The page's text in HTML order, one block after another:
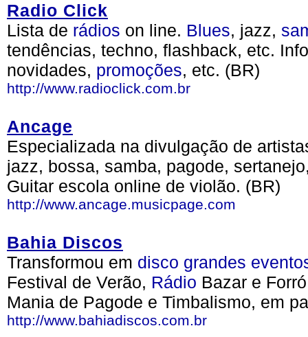
Radio Click
Lista de rádios on line. Blues, jazz,
tendências, techno, flashback, etc.
novidades, promoções, etc. (BR)
http://www.radioclick.com.br
Ancage
Especializada na divulgação de
jazz, bossa, samba, pagode,
Guitar escola online de violão. (BR)
http://www.ancage.musicpage.com
Bahia Discos
Transformou em disco grandes
Festival de Verão, Rádio Bazar e
Mania de Pagode e Timbalismo, em
http://www.bahiadiscos.com.br